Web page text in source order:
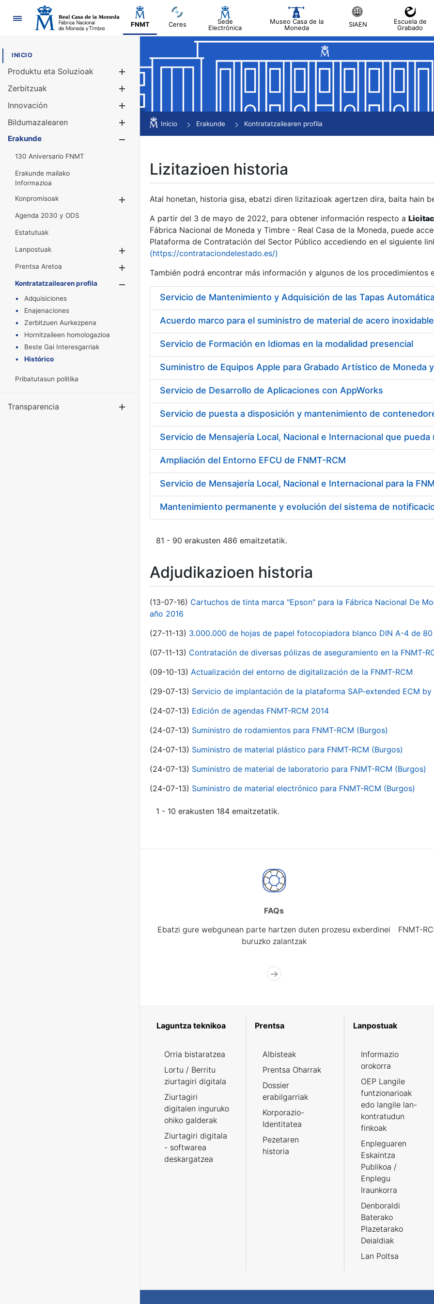
Nabigazioa
FNMT Ceres
Sede
Electrónica
Museo Casa de la
Moneda
SIAEN
Escuela de
Grabado
INICIO
Produktu eta Soluzioak
Erakutsi/Ezkutatu
Zerbitzuak
Innovación
Bildumazalearen
Erakutsi/Ezkutatu
Erakunde
130 Aniversario FNMT
Erakunde mailako
Informazioa
Konpromisoak
Erakutsi/Ezkutatu
Agenda 2030 y ODS
Estatutuak
Lanpostuak
Erakutsi/Ezkutatu
Prentsa Aretoa
Erakutsi/Ezkutatu
Kontratatzailearen profila
Erakutsi/Ezkutatu
Adquisiciones
Enajenaciones
Zerbitzuen Aurkezpena
Hornitzaileen homologazioa
Beste Gai Interesgarriak
Histórico
Pribatutasun politika
Transparencia Erakutsi/Ezkutatu
Inicio Erakunde Kontratatzailearen profila
Lizitazioen historia
Atal honetan, historia gisa, ebatzi diren lizitazioak agertzen dira, baita hain
A partir del 3 de mayo de 2022, para obtener información respecto a
Fábrica Nacional de Moneda y Timbre - Real Casa de la Moneda, puede
Plataforma de Contratación del Sector Público accediendo en el siguiente
(https://contrataciondelestado.es/)
También podrá encontrar más información y algunos de los procedimientos
Acuerdo marco para el suministro de material de acero inoxidable
Servicio de Formación en Idiomas en la modalidad presencial
Suministro de Equipos Apple para Grabado Artístico de Moneda
Servicio de Desarrollo de Aplicaciones con AppWorks
Ampliación del Entorno EFCU de FNMT-RCM
Servicio de Mensajería Local, Nacional e Internacional para la
Mantenimiento permanente y evolución del sistema de
81 - 90 erakusten 486 emaitzetatik.
Adjudikazioen historia
(13-07-16) Cartuchos de tinta marca "Epson" para la Fábrica Nacional De
año 2016
(27-11-13) 3.000.000 de hojas de papel fotocopiadora blanco DIN A-4 de 80
(07-11-13) Contratación de diversas pólizas de aseguramiento en la FNMT-
(09-10-13) Actualización del entorno de digitalización de la FNMT-RCM
(29-07-13) Servicio de implantación de la plataforma SAP-extended ECM by
(24-07-13) Edición de agendas FNMT-RCM 2014
(24-07-13) Suministro de rodamientos para FNMT-RCM (Burgos)
(24-07-13) Suministro de material plástico para FNMT-RCM (Burgos)
(24-07-13) Suministro de material de laboratorio para FNMT-RCM (Burgos)
(24-07-13) Suministro de material electrónico para FNMT-RCM (Burgos)
1 - 10 erakusten 184 emaitzetatik.
FAQs
Ebatzi gure webgunean parte hartzen duten prozesu exberdinei
buruzko zalantzak
FNMT-
Laguntza teknikoa
Orria bistaratzea
Lortu / Berritu
ziurtagiri digitala
Ziurtagiri
digitalen inguruko
ohiko galderak
Ziurtagiri digitala
- softwarea
deskargatzea
Prentsa
Albisteak
Prentsa Oharrak
Dossier
erabilgarriak
Korporazio-
Identitatea
Pezetaren
historia
Lanpostuak
Informazio
orokorra
OEP Langile
funtzionarioak
edo langile lan-
kontratudun
finkoak
Enpleguaren
Eskaintza
Publikoa /
Enplegu
Iraunkorra
Denboraldi
Baterako
Plazetarako
Deialdiak
Lan Poltsa